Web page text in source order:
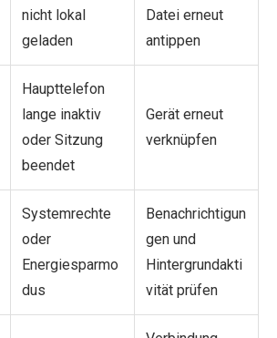
nicht lokal
geladen
Datei erneut
antippen
Haupttelefon
lange inaktiv
oder Sitzung
beendet
Gerät erneut
verknüpfen
Systemrechte
oder
Energiesparmo
dus
Benachrichtigun
gen und
Hintergrundakti
vität prüfen